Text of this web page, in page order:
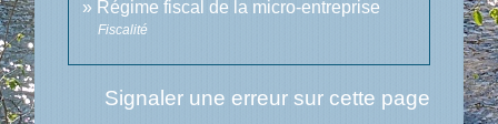
Régime fiscal de la micro-entreprise
Fiscalité
Signaler une erreur sur cette page